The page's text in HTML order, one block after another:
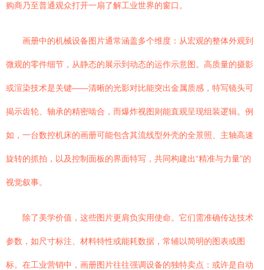
购商乃至普通观众打开一扇了解工业世界的窗口。
画册中的机械设备图片通常涵盖多个维度：从宏观的整体外观到
微观的零件细节，从静态的展示到动态的运作示意图。高质量的摄影
或渲染技术是关键——清晰的光影对比能突出金属质感，特写镜头可
揭示齿轮、轴承的精密啮合，而爆炸视图则能直观呈现组装逻辑。例
如，一台数控机床的画册可能包含其流线型外壳的全景照、主轴高速
旋转的抓拍，以及控制面板的界面特写，共同构建出“精准与力量”的
视觉叙事。
除了美学价值，这些图片更肩负实用使命。它们需准确传达技术
参数，如尺寸标注、材料特性或能耗数据，常辅以简明的图表或图
标。在工业营销中，画册图片往往强调设备的独特卖点：或许是自动